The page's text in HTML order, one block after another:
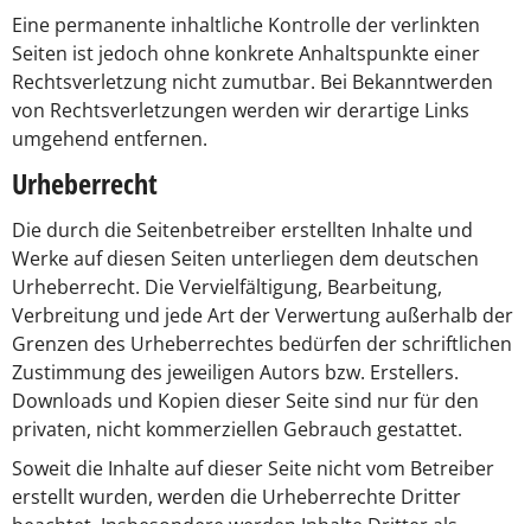
Eine permanente inhaltliche Kontrolle der verlinkten
Seiten ist jedoch ohne konkrete Anhaltspunkte einer
Rechtsverletzung nicht zumutbar. Bei Bekanntwerden
von Rechtsverletzungen werden wir derartige Links
umgehend entfernen.
Urheberrecht
Die durch die Seitenbetreiber erstellten Inhalte und
Werke auf diesen Seiten unterliegen dem deutschen
Urheberrecht. Die Vervielfältigung, Bearbeitung,
Verbreitung und jede Art der Verwertung außerhalb der
Grenzen des Urheberrechtes bedürfen der schriftlichen
Zustimmung des jeweiligen Autors bzw. Erstellers.
Downloads und Kopien dieser Seite sind nur für den
privaten, nicht kommerziellen Gebrauch gestattet.
Soweit die Inhalte auf dieser Seite nicht vom Betreiber
erstellt wurden, werden die Urheberrechte Dritter